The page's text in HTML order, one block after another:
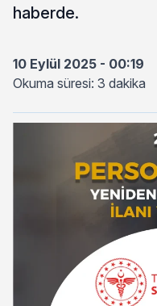
haberde.
10 Eylül 2025 - 00:19
Okuma süresi: 3 dakika